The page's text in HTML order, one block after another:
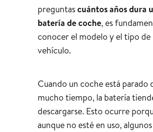
preguntascuántos años dura
batería de coche, es
conocer el modelo y el tipo de
vehículo.
Cuando un coche está parado
mucho tiempo, la batería
descargarse. Esto ocurre
aunque no esté en uso, algunos